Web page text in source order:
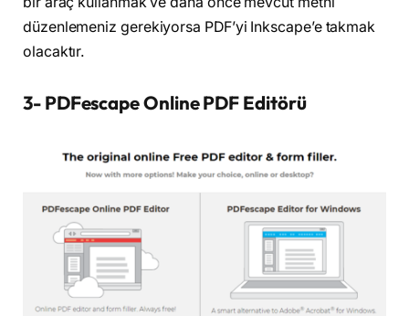
düzenlemeniz gerekiyorsa PDF’yi Inkscape’e takmak
olacaktır.
3- PDFescape Online PDF Editörü